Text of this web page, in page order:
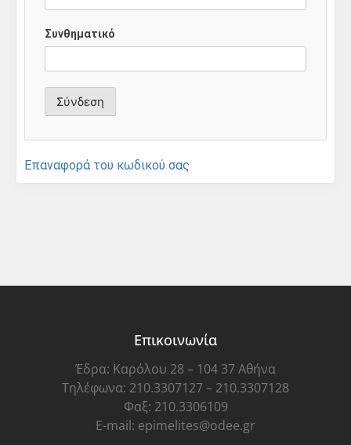
Συνθηματικό
Επαναφορά του κωδικού σας
Επικοινωνία
Έδρα: Καρόλου 28 – 104 37 Αθήνα
Τηλέφωνα: 210.3307127 – 210.3307128
Φαξ: 210.3306109
E-mail: epimelites@odee.gr